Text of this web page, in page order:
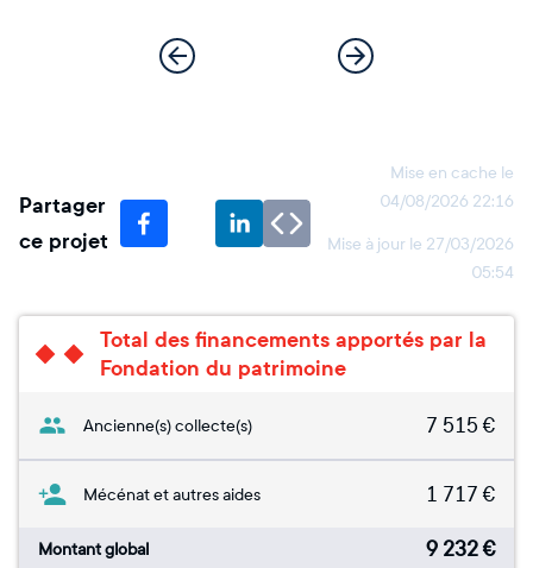
Partager
ce projet
Mise en cache le
04/08/2026 22:16
Mise à jour le 27/03/2026
05:54
Total des financements apportés par la
Fondation du patrimoine
Ancienne(s) collecte(s) 7 515 €
Mécénat et autres aides 1 717 €
Montant global 9 232€